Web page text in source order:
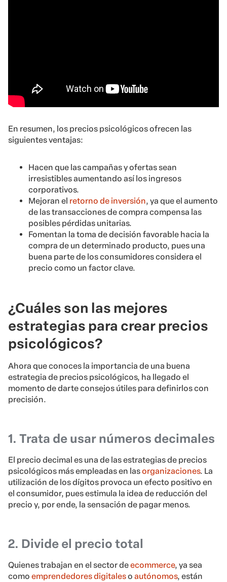
En resumen, los precios psicológicos ofrecen las
siguientes ventajas:
Hacen que las campañas y ofertas sean
irresistibles aumentando así los ingresos
corporativos.
Mejoran el retorno de inversión, ya que el aumento
de las transacciones de compra compensa las
posibles pérdidas unitarias.
Fomentan la toma de decisión favorable hacia la
compra de un determinado producto, pues una
buena parte de los consumidores considera el
precio como un factor clave.
¿Cuáles son las mejores
estrategias para crear precios
psicológicos?
Ahora que conoces la importancia de una buena
estrategia de precios psicológicos, ha llegado el
momento de darte consejos útiles para definirlos con
precisión.
1. Trata de usar números decimales
El precio decimal es una de las estrategias de precios
psicológicos más empleadas en lasorganizaciones. La
utilización de los dígitos provoca un efecto positivo en
el consumidor, pues estimula la idea de reducción del
precio y, por ende, la sensación de pagar menos.
2. Divide el precio total
Quienes trabajan en el sector deecommerce, ya sea
como emprendedores digitaleso autónomos, están